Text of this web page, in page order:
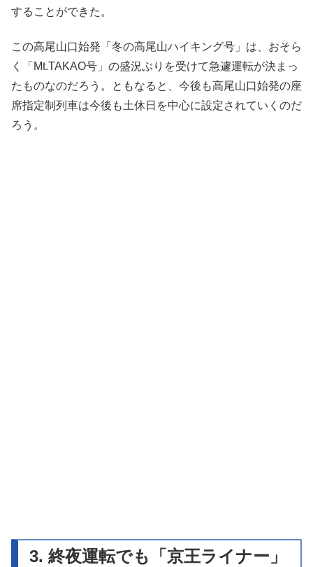
することができた。
この高尾山口始発「冬の高尾山ハイキング号」は、おそら
く「Mt.TAKAO号」の盛況ぶりを受けて急遽運転が決まっ
たものなのだろう。ともなると、今後も高尾山口始発の座
席指定制列車は今後も土休日を中心に設定されていくのだ
ろう。
3. 終夜運転でも「京王ライナー」